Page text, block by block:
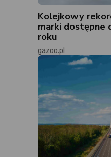
Kolejkowy
marki dostępne
roku
gazoo.pl